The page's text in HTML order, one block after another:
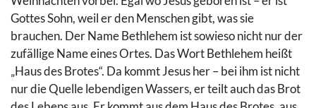
Gottes Sohn, weil er den Menschen gibt, was sie
brauchen. Der Name Bethlehem ist sowieso nicht nur der
zufällige Name eines Ortes. Das Wort Bethlehem heißt
„Haus des Brotes“. Da kommt Jesus her – bei ihm ist nicht
nur die Quelle lebendigen Wassers, er teilt auch das Brot